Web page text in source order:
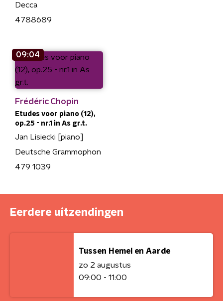
Decca
4788689
09:04
Frédéric Chopin
Etudes voor piano (12),
op.25 - nr.1 in As gr.t.
Jan Lisiecki [piano]
Deutsche Grammophon
479 1039
Eerdere uitzendingen
Tussen Hemel en Aarde
zo 2 augustus
09:00 - 11:00